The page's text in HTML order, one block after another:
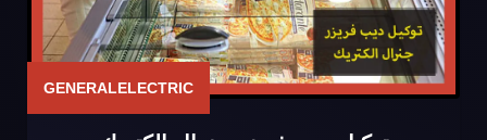
GENERALELECTRIC